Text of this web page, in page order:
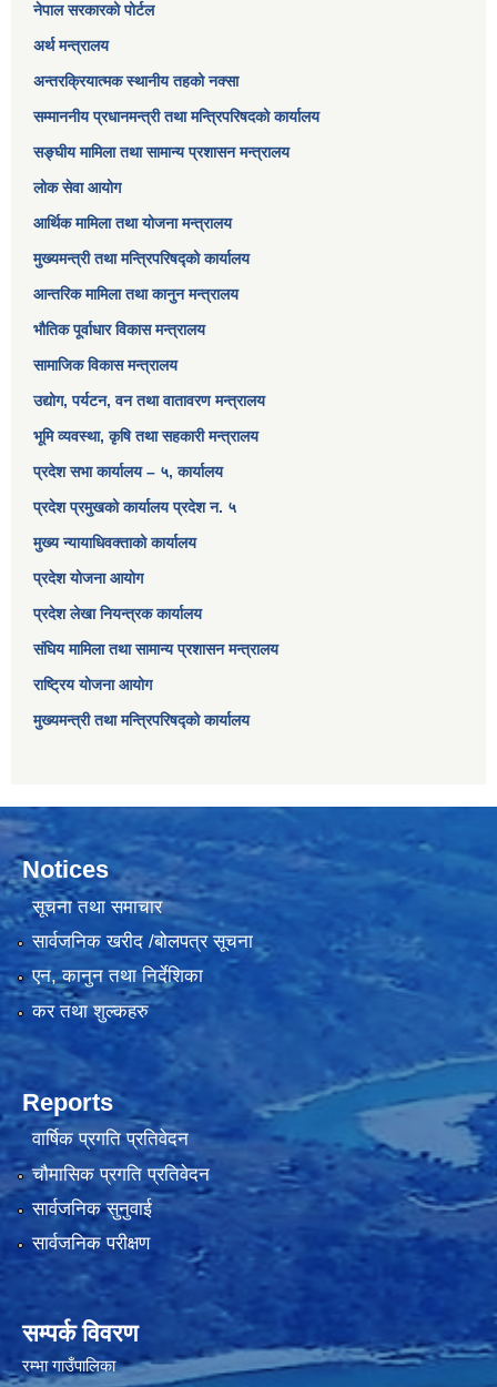
नेपाल सरकारको पोर्टल
अर्थ मन्त्रालय
अन्तरक्रियात्मक स्थानीय तहको नक्सा
सम्माननीय प्रधानमन्त्री तथा मन्त्रिपरिषद‌को कार्यालय
सङ्‍घीय मामिला तथा सामान्य प्रशासन मन्त्रालय
लोक सेवा आयोग
आर्थिक मामिला तथा योजना मन्त्रालय​
मुख्यमन्त्री तथा मन्त्रिपरिषद्को कार्यालय
आन्तरिक मामिला तथा कानुन मन्त्रालय
भौतिक पूर्वाधार विकास मन्त्रालय
सामाजिक विकास मन्त्रालय
उद्योग, पर्यटन, वन तथा वातावरण मन्त्रालय
भूमि व्यवस्था, कृषि तथा सहकारी मन्त्रालय
प्रदेश सभा कार्यालय – ५, कार्यालय
प्रदेश प्रमुखको कार्यालय प्रदेश न. ५
मुख्य न्यायाधिवक्ताको कार्यालय
प्रदेश योजना आयोग
प्रदेश लेखा नियन्त्रक कार्यालय
संघिय मामिला तथा सामान्य प्रशासन मन्त्रालय
राष्ट्रिय योजना आयोग
मुख्यमन्त्री तथा मन्त्रिपरिषद्को कार्यालय
Notices
सूचना तथा समाचार
सार्वजनिक खरीद /बोलपत्र सूचना
एन, कानुन तथा निर्देशिका
कर तथा शुल्कहरु
Reports
वार्षिक प्रगति प्रतिवेदन
चौमासिक प्रगति प्रतिवेदन
सार्वजनिक सुनुवाई
सार्वजनिक परीक्षण
सम्पर्क विवरण
रम्भा गाउँपालिका